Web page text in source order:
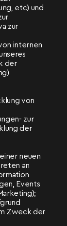
etc) und
zur
internen
der
von
zur
der
neuen
an
Events
Zweck der